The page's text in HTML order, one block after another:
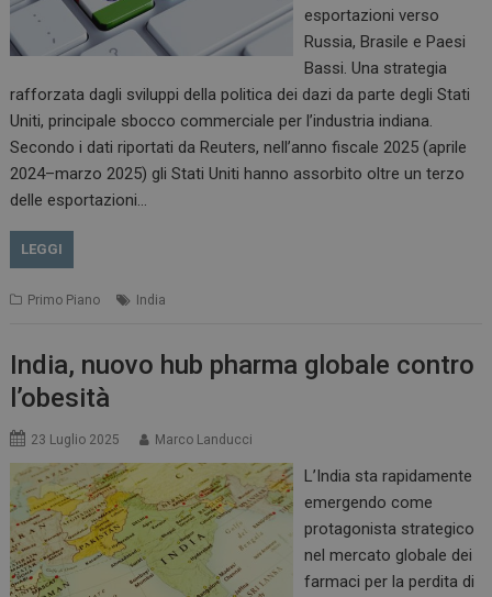
esportazioni verso
Russia, Brasile e Paesi
Bassi. Una strategia
rafforzata dagli sviluppi della politica dei dazi da parte degli Stati
Uniti, principale sbocco commerciale per l’industria indiana.
Secondo i dati riportati da Reuters, nell’anno fiscale 2025 (aprile
2024–marzo 2025) gli Stati Uniti hanno assorbito oltre un terzo
delle esportazioni…
LEGGI
Primo Piano India
India, nuovo hub pharma globale contro
l’obesità
23 Luglio 2025 Marco Landucci
L’India sta rapidamente
emergendo come
protagonista strategico
nel mercato globale dei
farmaci per la perdita di